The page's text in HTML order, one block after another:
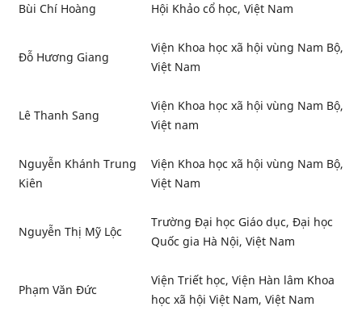
Bùi Chí Hoàng Hội Khảo cổ học, Việt Nam
Đỗ Hương Giang
Viện Khoa học xã hội vùng Nam Bộ,
Việt Nam
Lê Thanh Sang
Viện Khoa học xã hội vùng Nam Bộ,
Việt nam
Nguyễn Khánh Trung
Kiên
Viện Khoa học xã hội vùng Nam Bộ,
Việt Nam
Nguyễn Thị Mỹ Lộc
Trường Đại học Giáo dục, Đại học
Quốc gia Hà Nội, Việt Nam
Phạm Văn Đức
Viện Triết học, Viện Hàn lâm Khoa
học xã hội Việt Nam, Việt Nam